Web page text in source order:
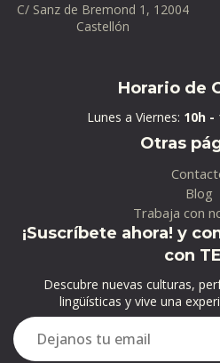
C/ Sanz de Bremond 1, 12004
Castellón
Horario de
Lunes a Viernes: 10h -
Otras
Blog
Trabaja con
¡Suscríbete ahora! y
con
Descubre nuevas culturas,
lingüísticas y vive una